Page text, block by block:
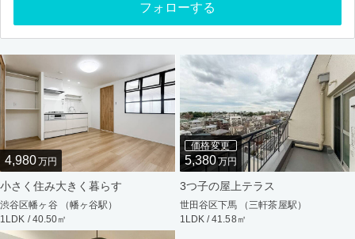
フォローする
4,980万円
小さく住み大きく暮らす
渋谷区幡ヶ谷 （幡ヶ谷駅）
1LDK / 40.50㎡
価格変更
5,380万円
3つ子の屋上テラス
世田谷区下馬 （三軒茶屋駅）
1LDK / 41.58㎡